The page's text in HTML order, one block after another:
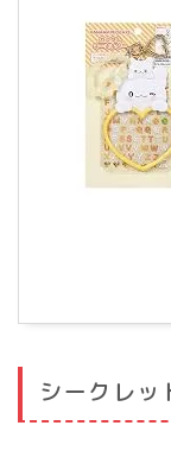
シークレッ